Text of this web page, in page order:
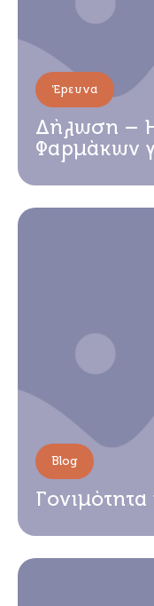
Έρευνα
Δήλωση – Η
Φαρμάκων
Blog
Γονιμότητα